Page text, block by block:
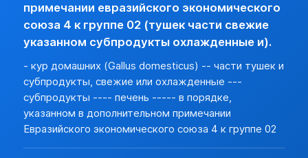
См. Решение Совета Евразийской экономической комиссии
Доступ экспорта
0207139101 ПЕЧЕНЬ, СВЕЖАЯ ИЛИ ОХЛАЖДЕННАЯ,
Ветеринарный сертификат
При ввозе, вывозе, транзите, а также при перемещении
Решение Комиссии ТС N 317 от 18.06.10г. См. Приложение
Cм. приложение к Решению Коллегии ЕЭК N 294 от 10.12.13г.
примечании евразийского экономического
союза 4 к группе 02 (тушек части свежие
указанном субпродукты охлажденные и).
- кур домашних (Gallus domesticus) -- части тушек и
субпродукты, свежие или охлажденные ---
субпродукты ---- печень ----- в порядке,
указанном в дополнительном примечании
Евразийского экономического союза 4 к группе 02